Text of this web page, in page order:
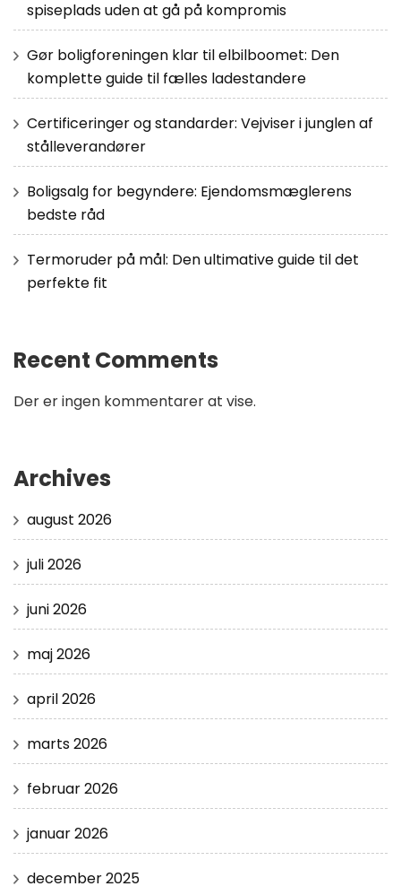
spiseplads uden at gå på kompromis
Gør boligforeningen klar til elbilboomet: Den
komplette guide til fælles ladestandere
Certificeringer og standarder: Vejviser i junglen af
stålleverandører
Boligsalg for begyndere: Ejendomsmæglerens
bedste råd
Termoruder på mål: Den ultimative guide til det
perfekte fit
Recent Comments
Der er ingen kommentarer at vise.
Archives
august 2026
juli 2026
juni 2026
maj 2026
april 2026
marts 2026
februar 2026
januar 2026
december 2025